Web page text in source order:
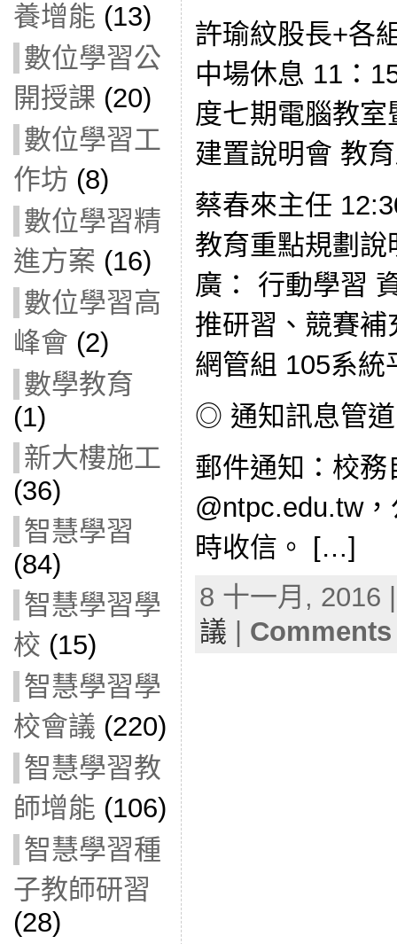
養增能 (13)
數位學習公
開授課 (20)
數位學習工
作坊 (8)
數位學習精
進方案 (16)
數位學習高
峰會 (2)
數學教育
(1)
新大樓施工
(36)
智慧學習
(84)
智慧學習學
校 (15)
智慧學習學
校會議 (220)
智慧學習教
師增能 (106)
智慧學習種
子教師研習
(28)
許瑜紋股長+各
中場休息 11：
度七期電腦教
建置說明會 教
蔡春來主任
教育重點規劃
廣： 行動學習
推研習、競賽
網管組 105系統
◎ 通知訊息管道
郵件通知：校務
@ntpc.edu.tw
時收信。 […]
8 十一月, 2016
議